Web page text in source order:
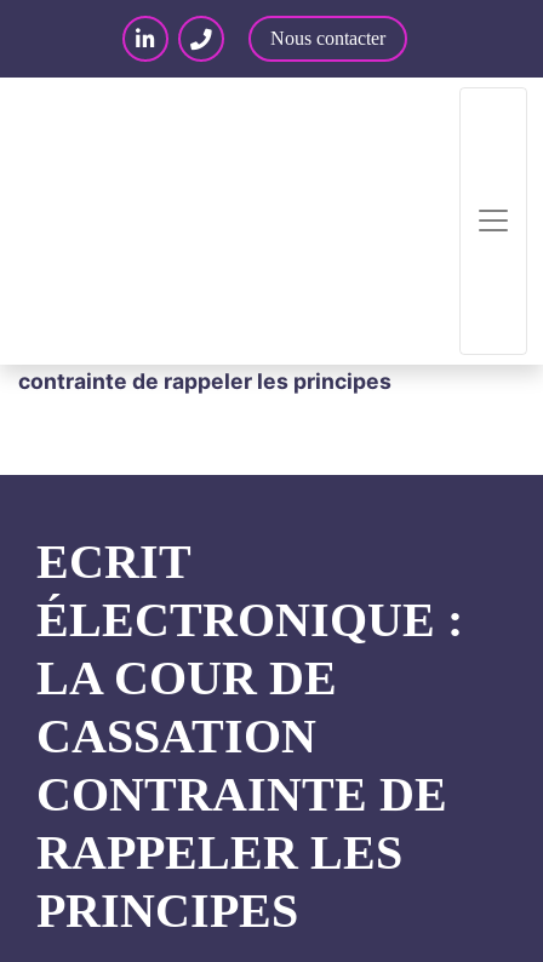
Nous contacter
contrainte de rappeler les principes
ECRIT
ÉLECTRONIQUE :
LA COUR DE
CASSATION
CONTRAINTE DE
RAPPELER LES
PRINCIPES